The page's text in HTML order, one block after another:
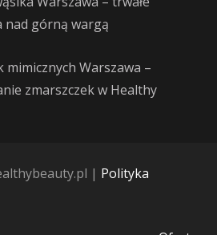
nad górną wargą
mimicznych Warszawa –
zmarszczek w Healthy
| Polityka